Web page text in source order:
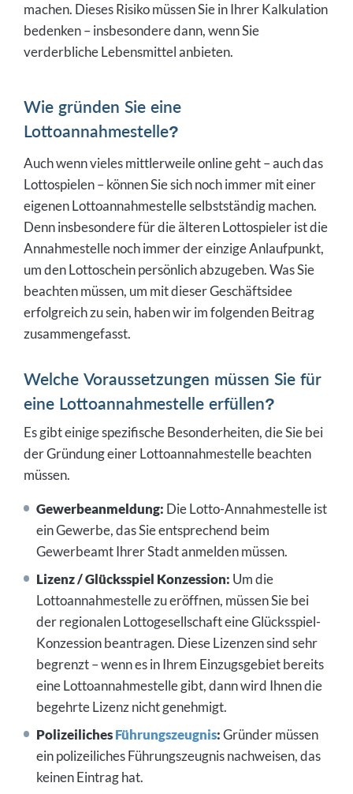
machen. Dieses Risiko müssen Sie in Ihrer Kalkulation
bedenken – insbesondere dann, wenn Sie
verderbliche Lebensmittel anbieten.
Wie gründen Sie eine
Lottoannahmestelle?
Auch wenn vieles mittlerweile online geht – auch das
Lottospielen – können Sie sich noch immer mit einer
eigenen Lottoannahmestelle selbstständig machen.
Denn insbesondere für die älteren Lottospieler ist die
Annahmestelle noch immer der einzige Anlaufpunkt,
um den Lottoschein persönlich abzugeben. Was Sie
beachten müssen, um mit dieser Geschäftsidee
erfolgreich zu sein, haben wir im folgenden Beitrag
zusammengefasst.
Welche Voraussetzungen müssen Sie für
eine Lottoannahmestelle erfüllen?
Es gibt einige spezifische Besonderheiten, die Sie bei
der Gründung einer Lottoannahmestelle beachten
müssen.
Gewerbeanmeldung: Die Lotto-Annahmestelle ist
ein Gewerbe, das Sie entsprechend beim
Gewerbeamt Ihrer Stadt anmelden müssen.
Lizenz / Glücksspiel Konzession: Um die
Lottoannahmestelle zu eröffnen, müssen Sie bei
der regionalen Lottogesellschaft eine Glücksspiel-
Konzession beantragen. Diese Lizenzen sind sehr
begrenzt – wenn es in Ihrem Einzugsgebiet bereits
eine Lottoannahmestelle gibt, dann wird Ihnen die
begehrte Lizenz nicht genehmigt.
PolizeilichesFührungszeugnis:Gründer müssen
ein polizeiliches Führungszeugnis nachweisen, das
keinen Eintrag hat.